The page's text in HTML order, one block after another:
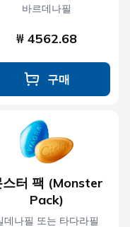
바르데나필
₩ 4562.68
구매
스터 팩 (Monster
Pack)
데나필 또는 타다라필